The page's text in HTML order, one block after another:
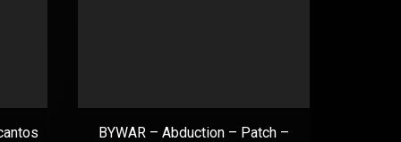
BYWAR – Abduction – Patch –